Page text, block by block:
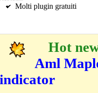
Molti plugin gratuiti
Hot
Aml
indicator